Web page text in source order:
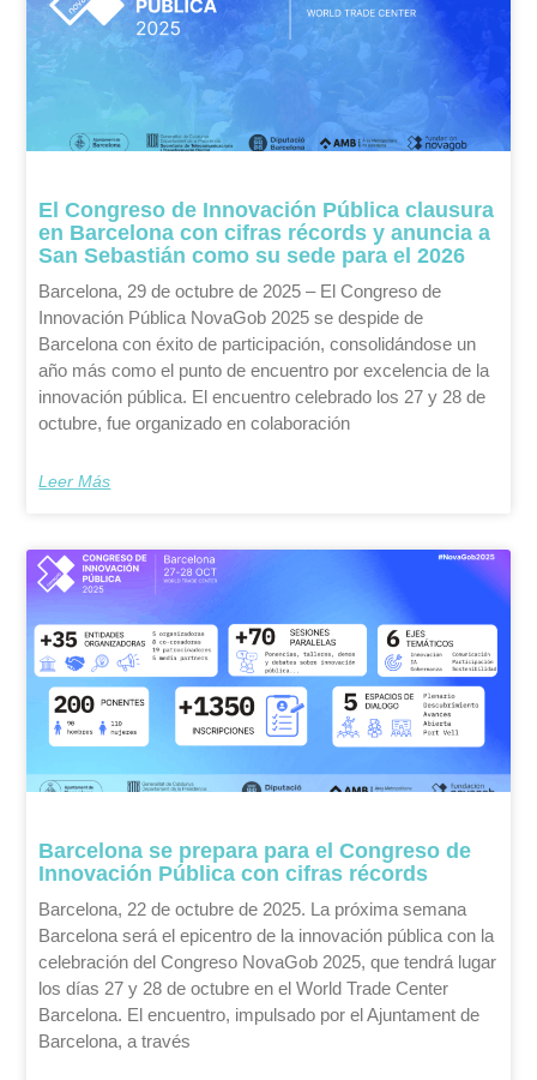
El Congreso de Innovación Pública clausura
en Barcelona con cifras récords y anuncia a
San Sebastián como su sede para el 2026
Barcelona, 29 de octubre de 2025 – El Congreso de
Innovación Pública NovaGob 2025 se despide de
Barcelona con éxito de participación, consolidándose un
año más como el punto de encuentro por excelencia de la
innovación pública. El encuentro celebrado los 27 y 28 de
octubre, fue organizado en colaboración
Leer Más
Barcelona se prepara para el Congreso de
Innovación Pública con cifras récords
Barcelona, 22 de octubre de 2025. La próxima semana
Barcelona será el epicentro de la innovación pública con la
celebración del Congreso NovaGob 2025, que tendrá lugar
los días 27 y 28 de octubre en el World Trade Center
Barcelona. El encuentro, impulsado por el Ajuntament de
Barcelona, a través